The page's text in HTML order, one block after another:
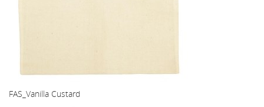
FAS_Vanilla Custard